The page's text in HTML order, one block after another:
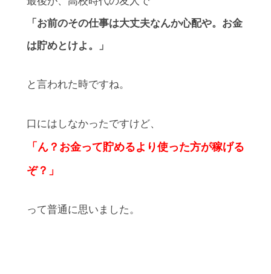
「お前のその仕事は大丈夫なんか心配や。お金
は貯めとけよ。」
と言われた時ですね。
口にはしなかったですけど、
「ん？お金って貯めるより使った方が稼げる
ぞ？」
って普通に思いました。